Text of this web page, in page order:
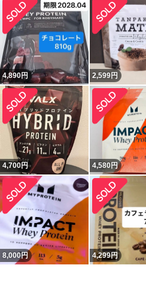
4,890円 2,599円
4,700円 4,580円
8,000円 4,299円